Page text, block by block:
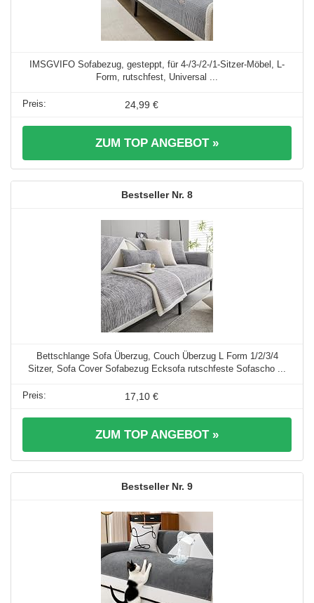
IMSGVIFO Sofabezug, gesteppt, für 4-/3-/2-/1-Sitzer-Möbel, L-
Form, rutschfest, Universal ...
24,99 €
ZUM TOP ANGEBOT »
8
Bettschlange Sofa Überzug, Couch Überzug L Form 1/2/3/4
Sitzer, Sofa Cover Sofabezug Ecksofa rutschfeste Sofascho ...
17,10 €
ZUM TOP ANGEBOT »
9